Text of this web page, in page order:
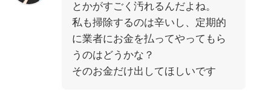
とかがすごく汚れるんだよね。
私も掃除するのは辛いし、定期的
に業者にお金を払ってやってもら
うのはどうかな？
そのお金だけ出してほしいです